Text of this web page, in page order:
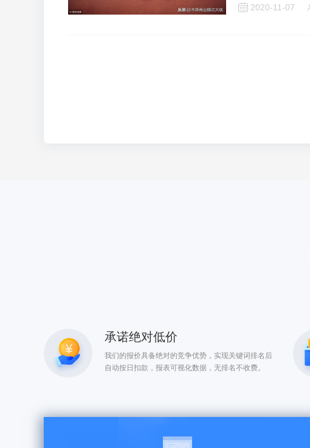
2020-11-07
承诺绝对低价
我们的报价具备绝对的竞争优势，实现关键词排名后
自动按日扣款，报表可视化数据，无排名不收费。